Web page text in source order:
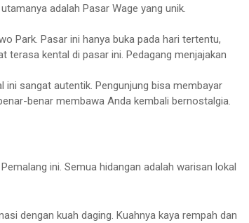
adalah Pasar Wage yang unik.
Park. Pasar ini hanya buka pada hari tertentu,
terasa kental di pasar ini. Pedagang menjajakan
sangat autentik. Pengunjung bisa membayar
benar membawa Anda kembali bernostalgia.
ini. Semua hidangan adalah warisan lokal
dengan kuah daging. Kuahnya kaya rempah dan